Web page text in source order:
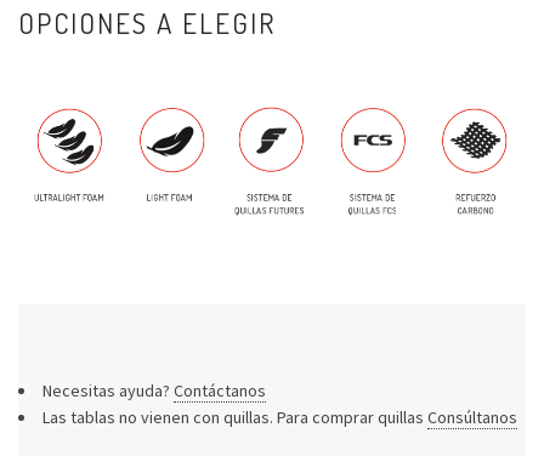
OPCIONES A ELEGIR
Necesitas ayuda? Contáctanos
Las tablas no vienen con quillas. Para comprar quillas Consúltanos